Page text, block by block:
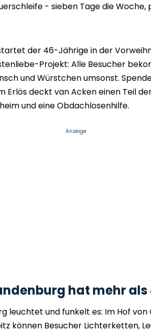
- sieben Tage die Woche,
der 46-Jährige in der
Projekt: Alle Besucher
und Würstchen umsonst.
Erlös deckt van Acken einen Teil
und eine Obdachlosenhilfe.
Anzeige
hat mehr als
leuchtet und funkelt es: Im Hof von
können Besucher Lichterketten,